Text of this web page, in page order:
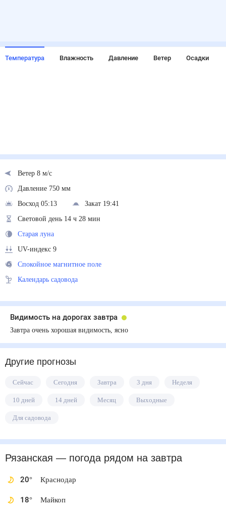
Температура Влажность Давление Ветер Осадки
Ветер 8 м/с
Давление 750 мм
Восход 05:13
Закат 19:41
Световой день 14 ч 28 мин
Старая луна
UV-индекс 9
Спокойное магнитное поле
Календарь садовода
Видимость на дорогах завтра
Завтра очень хорошая видимость, ясно
Другие прогнозы
Сейчас Сегодня Завтра 3 дня Неделя
10 дней 14 дней Месяц Выходные
Для садовода
Рязанская — погода рядомна завтра
20° Краснодар
18° Майкоп